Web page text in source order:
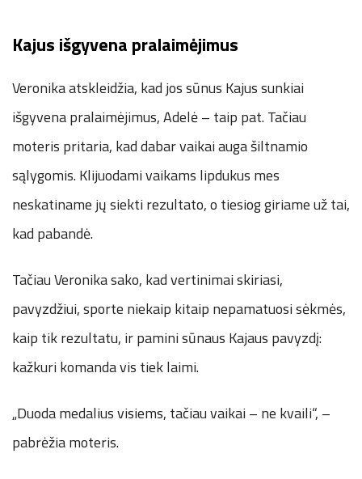
Kajus išgyvena pralaimėjimus
Veronika atskleidžia, kad jos sūnus Kajus sunkiai
išgyvena pralaimėjimus, Adelė – taip pat. Tačiau
moteris pritaria, kad dabar vaikai auga šiltnamio
sąlygomis. Klijuodami vaikams lipdukus mes
neskatiname jų siekti rezultato, o tiesiog giriame už tai,
kad pabandė.
Tačiau Veronika sako, kad vertinimai skiriasi,
pavyzdžiui, sporte niekaip kitaip nepamatuosi sėkmės,
kaip tik rezultatu, ir pamini sūnaus Kajaus pavyzdį:
kažkuri komanda vis tiek laimi.
„Duoda medalius visiems, tačiau vaikai – ne kvaili“, –
pabrėžia moteris.